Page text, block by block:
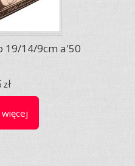
19/14/9cm a'50
zł